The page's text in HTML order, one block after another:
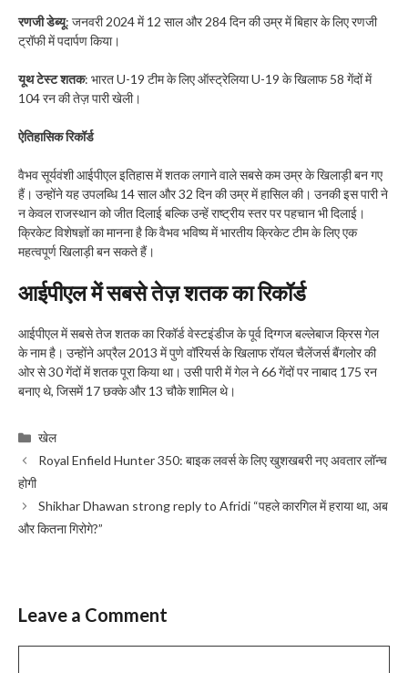
रणजी डेब्यू: जनवरी 2024 में 12 साल और 284 दिन की उम्र में बिहार के लिए रणजी
ट्रॉफी में पदार्पण किया।
यूथ टेस्ट शतक: भारत U-19 टीम के लिए ऑस्ट्रेलिया U-19 के खिलाफ 58 गेंदों में
104 रन की तेज़ पारी खेली।
ऐतिहासिक रिकॉर्ड
वैभव सूर्यवंशी आईपीएल इतिहास में शतक लगाने वाले सबसे कम उम्र के खिलाड़ी बन गए
हैं। उन्होंने यह उपलब्धि 14 साल और 32 दिन की उम्र में हासिल की। उनकी इस पारी ने
न केवल राजस्थान को जीत दिलाई बल्कि उन्हें राष्ट्रीय स्तर पर पहचान भी दिलाई।
क्रिकेट विशेषज्ञों का मानना है कि वैभव भविष्य में भारतीय क्रिकेट टीम के लिए एक
महत्वपूर्ण खिलाड़ी बन सकते हैं।
आईपीएल में सबसे तेज़ शतक का रिकॉर्ड
आईपीएल में सबसे तेज शतक का रिकॉर्ड वेस्टइंडीज के पूर्व दिग्गज बल्लेबाज क्रिस गेल
के नाम है। उन्होंने अप्रैल 2013 में पुणे वॉरियर्स के खिलाफ रॉयल चैलेंजर्स बैंगलोर की
ओर से 30 गेंदों में शतक पूरा किया था। उसी पारी में गेल ने 66 गेंदों पर नाबाद 175 रन
बनाए थे, जिसमें 17 छक्के और 13 चौके शामिल थे।
Categories
खेल
Royal Enfield Hunter 350: बाइक लवर्स के लिए खुशखबरी नए अवतार लॉन्च
होगी
Shikhar Dhawan strong reply to Afridi “पहले कारगिल में हराया था, अब
और कितना गिरोगे?”
Leave a Comment